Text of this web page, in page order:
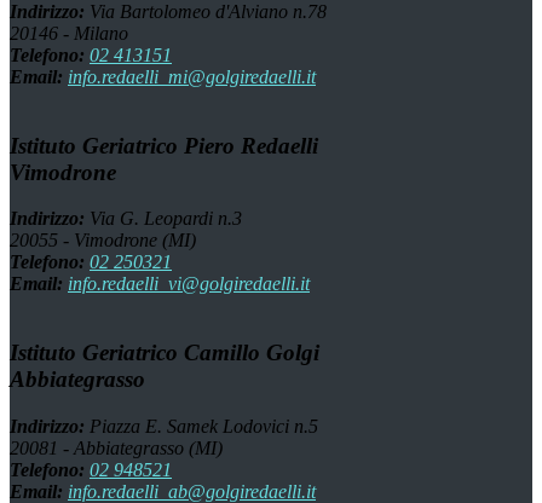
Indirizzo: Via Bartolomeo d'Alviano n.78
20146 - Milano
Telefono: 02 413151
Email: info.redaelli_mi@golgiredaelli.it
Istituto Geriatrico Piero Redaelli
Vimodrone
Indirizzo: Via G. Leopardi n.3
20055 - Vimodrone (MI)
Telefono: 02 250321
Email: info.redaelli_vi@golgiredaelli.it
Istituto Geriatrico Camillo Golgi
Abbiategrasso
Indirizzo: Piazza E. Samek Lodovici n.5
20081 - Abbiategrasso (MI)
Telefono: 02 948521
Email: info.redaelli_ab@golgiredaelli.it